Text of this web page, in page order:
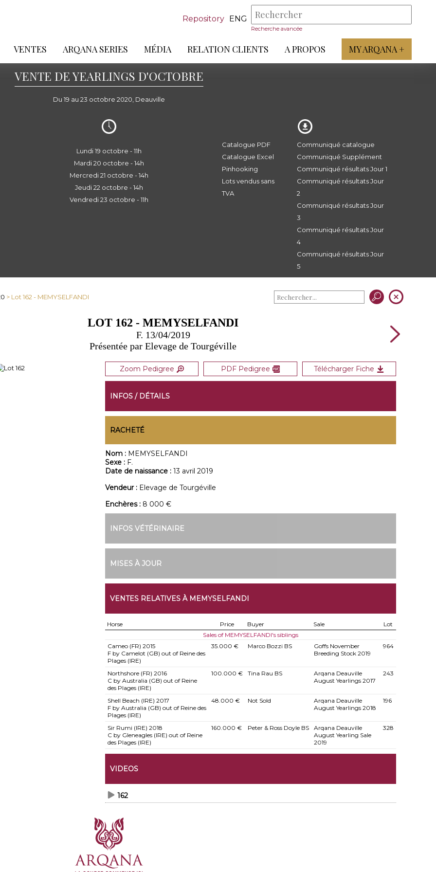
Repository ENG
Recherche avancée
VENTES ARQANA SERIES MÉDIA RELATION CLIENTS A PROPOS MY ARQANA +
VENTE DE YEARLINGS D'OCTOBRE
Du 19 au 23 octobre 2020, Deauville
Lundi 19 octobre - 11h
Mardi 20 octobre - 14h
Mercredi 21 octobre - 14h
Jeudi 22 octobre - 14h
Vendredi 23 octobre - 11h
Catalogue PDF
Catalogue Excel
Pinhooking
Lots vendus sans
TVA
Communiqué catalogue
Communiqué Supplément
Communiqué résultats Jour 1
Communiqué résultats Jour
2
Communiqué résultats Jour
3
Communiqué résultats Jour
4
Communiqué résultats Jour
5
> Lot 162 - MEMYSELFANDI
LOT 162 - MEMYSELFANDI
F. 13/04/2019
Présentée par Elevage de Tourgéville
Zoom Pedigree PDF Pedigree Télécharger Fiche
INFOS / DÉTAILS
RACHETÉ
Nom : MEMYSELFANDI
Sexe : F.
Date de naissance : 13 avril 2019
Vendeur : Elevage de Tourgéville
Enchères : 8 000 €
INFOS VÉTÉRINAIRE
MISES À JOUR
VENTES RELATIVES À MEMYSELFANDI
Horse Price Buyer Sale
Lot
Sales of MEMYSELFANDI's siblings
Cameo (FR) 2015
F by Camelot (GB) out of Reine des
Plages (IRE)
35.000 € Marco Bozzi BS
Goffs November
Breeding Stock 2019
964
Northshore (FR) 2016
C by Australia (GB) out of Reine
des Plages (IRE)
100.000 € Tina Rau BS
Arqana Deauville
August Yearlings 2017
243
Shell Beach (IRE) 2017
F by Australia (GB) out of Reine des
Plages (IRE)
48.000 € Not Sold
Arqana Deauville
August Yearlings 2018
196
Sir Rumi (IRE) 2018
C by Gleneagles (IRE) out of Reine
des Plages (IRE)
160.000 € Peter & Ross Doyle BS
Arqana Deauville
August Yearling Sale
2019
328
VIDEOS
162